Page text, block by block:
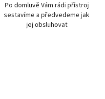
Po domluvě Vám rádi přístroj
sestavíme a předvedeme jak
jej obsluhovat